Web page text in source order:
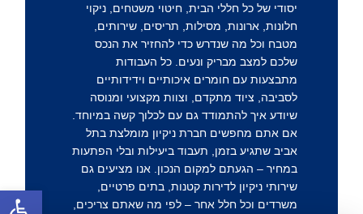
פתח
יסודי של כל חללי הבית, חיטוי משטחים, ניקוי
חלונות, ארונות, מסילות, תריסים, שירותים,
מטבח וכל מה שנדרש כדי להחזיר את הנכס
שלכם למצב מבריק ונעים. כל העבודות
מתבצעות עם חומרים איכותיים וידידותיים
לסביבה, ציוד מתקדם, וצוות מקצועי ומנוסה
שיודע איך להתמודד גם עם לכלוך קשה במיוחד.
אם אתם מחפשים חברת ניקיון מומלצת בתל
אביב שתגיע בזמן, תעבוד ביעילות ובלי הפתעות
במחיר – הגעתם למקום הנכון. אנו מציעים גם
שירותי ניקיון לדירות קטנות, בתים פרטיים,
משרדים וכל חלל אחר – לפי מה שאתם צריכים,